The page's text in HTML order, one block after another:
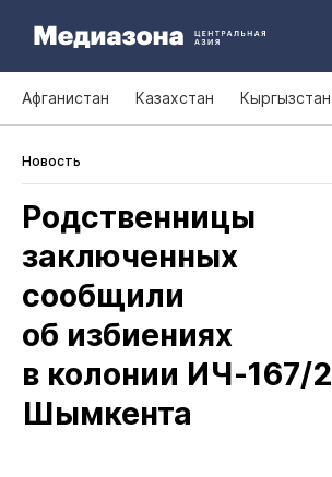
Афганистан Казахстан Кыргызстан
Новость
Родственницы
заключенных
сообщили
об избиениях
в колонии ИЧ‑167/2
Шымкента